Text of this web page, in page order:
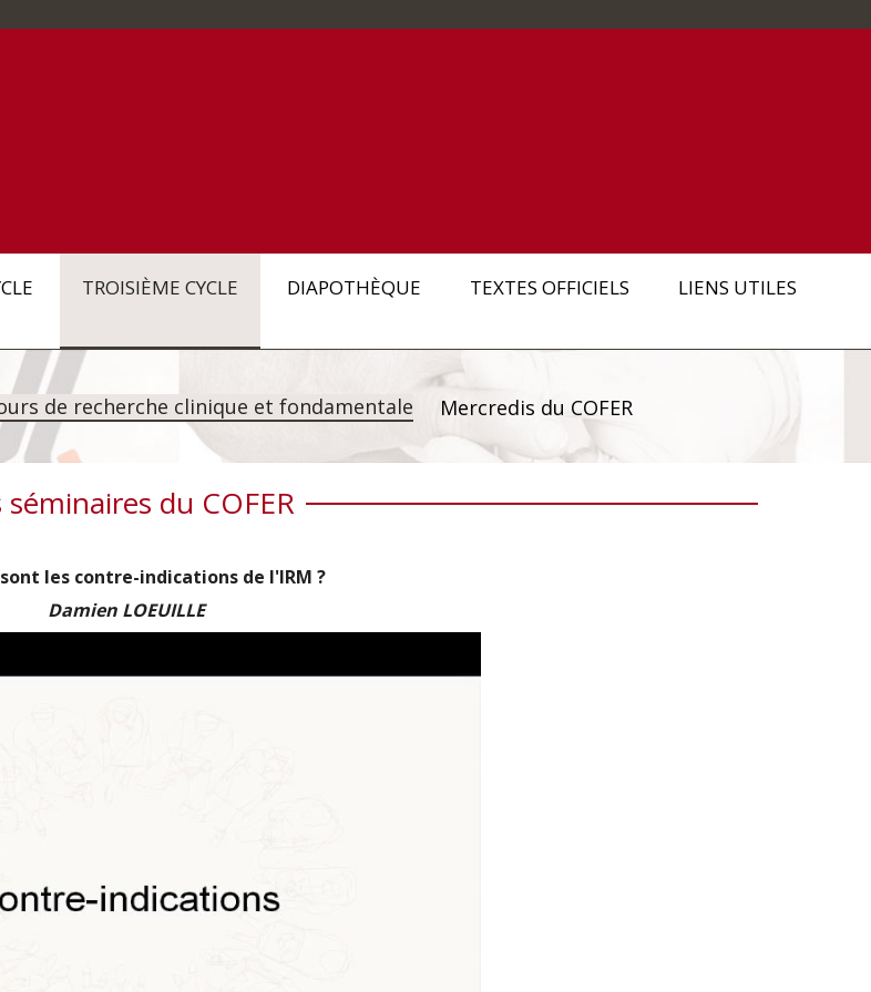
TROISIÈME CYCLE DIAPOTHÈQUE TEXTES OFFICIELS LIENS UTILES
de recherche clinique et fondamentale Mercredis du COFER
séminaires du COFER
les contre-indications de l'IRM ?
Damien LOEUILLE